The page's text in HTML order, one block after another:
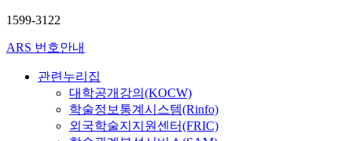
1599-3122
ARS 번호안내
관련누리집
대학공개강의(KOCW)
학술정보통계시스템(Rinfo)
외국학술지지원센터(FRIC)